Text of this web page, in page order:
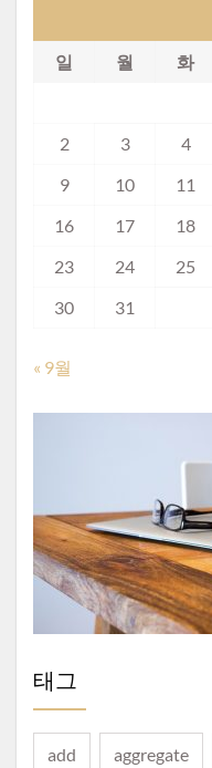
일 월 화
2
3 4
9
10 11
16
17 18
23
24 25
30
31
« 9월
태그
add aggregate